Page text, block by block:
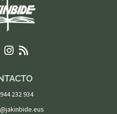
232 934